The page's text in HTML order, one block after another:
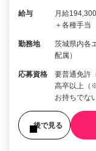
給与
月給
＋各種手
勤務地
茨城県内各
配属）
応募資格
要普通免許
高卒以上（
お持ちでな
後で見る